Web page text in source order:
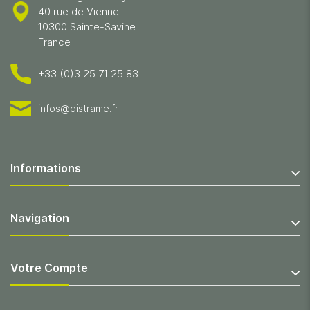
40 rue de Vienne
10300 Sainte-Savine
France
+33 (0)3 25 71 25 83
infos@distrame.fr
Informations
Navigation
Votre Compte